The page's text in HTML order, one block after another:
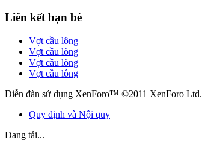
Liên kết bạn bè
Vợt cầu lông
Vợt cầu lông
Vợt cầu lông
Vợt cầu lông
Diễn đàn sử dụng XenForo™ ©2011 XenForo Ltd.
Quy định và Nội quy
Đang tải...